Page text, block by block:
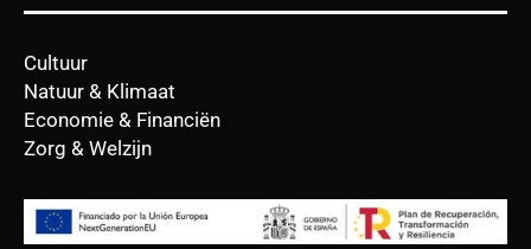
Cultuur
Natuur & Klimaat
Economie & Financiën
Zorg & Welzijn